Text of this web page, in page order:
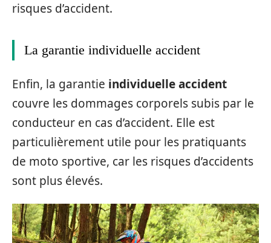
risques d’accident.
La garantie individuelle accident
Enfin, la garantie individuelle accident
couvre les dommages corporels subis par le
conducteur en cas d’accident. Elle est
particulièrement utile pour les pratiquants
de moto sportive, car les risques d’accidents
sont plus élevés.